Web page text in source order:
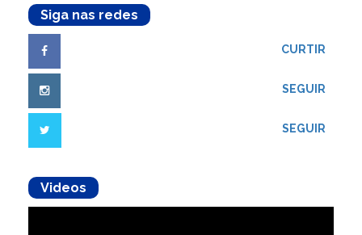
Siga nas redes
CURTIR
SEGUIR
SEGUIR
Videos